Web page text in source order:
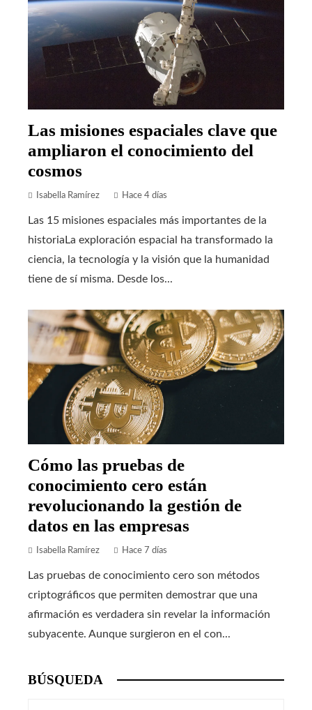
Las misiones espaciales clave que
ampliaron el conocimiento del
cosmos
Isabella Ramírez Hace 4 días
Las 15 misiones espaciales más importantes de la
historiaLa exploración espacial ha transformado la
ciencia, la tecnología y la visión que la humanidad
tiene de sí misma. Desde los...
Cómo las pruebas de
conocimiento cero están
revolucionando la gestión de
datos en las empresas
Isabella Ramírez Hace 7 días
Las pruebas de conocimiento cero son métodos
criptográficos que permiten demostrar que una
afirmación es verdadera sin revelar la información
subyacente. Aunque surgieron en el con...
BÚSQUEDA